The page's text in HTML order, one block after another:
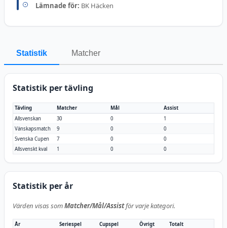
Lämnade för: BK Häcken
Statistik Matcher
Statistik per tävling
Tävling Matcher Mål
Assist
Allsvenskan
30 0
1
Vänskapsmatch
9 0
0
Svenska Cupen
7 0
0
Allsvenskt kval
1 0 0
Statistik per år
Värden visas somMatcher/Mål/Assistför varje kategori.
År Seriespel Cupspel Övrigt
Totalt